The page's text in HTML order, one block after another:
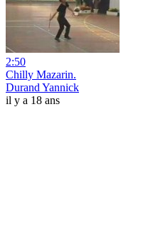
2:50
Chilly Mazarin.
Durand Yannick
il y a 18 ans